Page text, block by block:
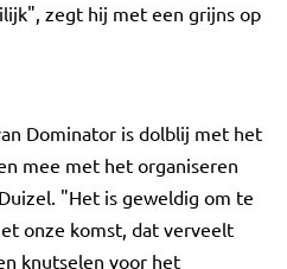
zegt hij met een grijns op
Dominator is dolblij met het
mee met het organiseren
"Het is geweldig om te
onze komst, dat verveelt
knutselen voor het